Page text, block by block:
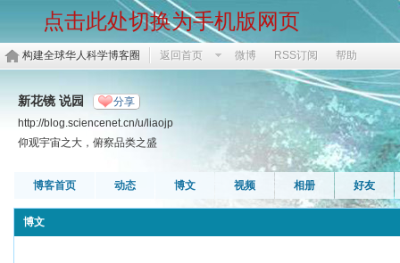
点击此处切换为手机版网页
构建全球华人科学博客圈 返回首页 微博 RSS订阅 帮助
新花镜 说园 分享
http://blog.sciencenet.cn/u/liaojp
仰观宇宙之大，俯察品类之盛
博客首页 动态 博文 视频 相册 好友
博文